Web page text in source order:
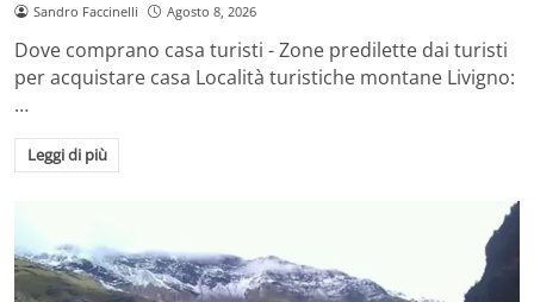
Sandro Faccinelli Agosto 8, 2026
Dove comprano casa turisti - Zone predilette dai turisti
per acquistare casa Località turistiche montane Livigno:
…
Leggi di più